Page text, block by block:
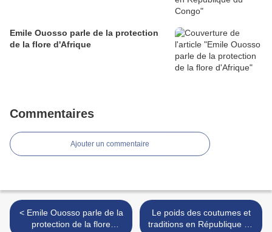
Emile Ouosso parle de la protection
de la flore d'Afrique
Commentaires
Ajouter un commentaire
< Emile Ouosso parle de la
protection de la flore
Le poids des coutumes et
traditions en République du